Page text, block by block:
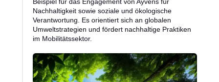
Nachhaltigkeit sowie soziale und ökologische
Verantwortung. Es orientiert sich an globalen
Umweltstrategien und fördert nachhaltige Praktiken
im Mobilitätssektor.